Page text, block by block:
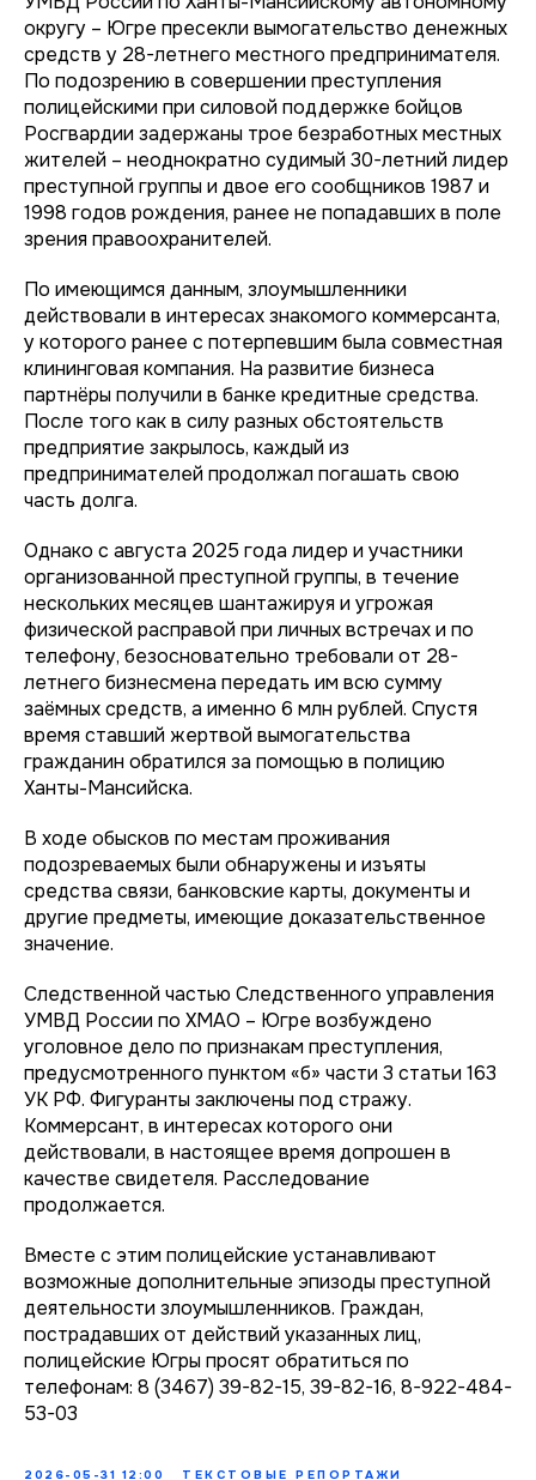
округу – Югре пресекли вымогательство денежных
средств у 28-летнего местного предпринимателя.
По подозрению в совершении преступления
полицейскими при силовой поддержке бойцов
Росгвардии задержаны трое безработных местных
жителей – неоднократно судимый 30-летний лидер
преступной группы и двое его сообщников 1987 и
1998 годов рождения, ранее не попадавших в поле
зрения правоохранителей.
По имеющимся данным, злоумышленники
действовали в интересах знакомого коммерсанта,
у которого ранее с потерпевшим была совместная
клининговая компания. На развитие бизнеса
партнёры получили в банке кредитные средства.
После того как в силу разных обстоятельств
предприятие закрылось, каждый из
предпринимателей продолжал погашать свою
часть долга.
Однако с августа 2025 года лидер и участники
организованной преступной группы, в течение
нескольких месяцев шантажируя и угрожая
физической расправой при личных встречах и по
телефону, безосновательно требовали от 28-
летнего бизнесмена передать им всю сумму
заёмных средств, а именно 6 млн рублей. Спустя
время ставший жертвой вымогательства
гражданин обратился за помощью в полицию
Ханты-Мансийска.
В ходе обысков по местам проживания
подозреваемых были обнаружены и изъяты
средства связи, банковские карты, документы и
другие предметы, имеющие доказательственное
значение.
Следственной частью Следственного управления
УМВД России по ХМАО – Югре возбуждено
уголовное дело по признакам преступления,
предусмотренного пунктом «б» части 3 статьи 163
УК РФ. Фигуранты заключены под стражу.
Коммерсант, в интересах которого они
действовали, в настоящее время допрошен в
качестве свидетеля. Расследование
продолжается.
Вместе с этим полицейские устанавливают
возможные дополнительные эпизоды преступной
деятельности злоумышленников. Граждан,
пострадавших от действий указанных лиц,
полицейские Югры просят обратиться по
телефонам: 8 (3467) 39-82-15, 39-82-16, 8-922-484-
53-03
2026-05-31 12:00 ТЕКСТОВЫЕ РЕПОРТАЖИ